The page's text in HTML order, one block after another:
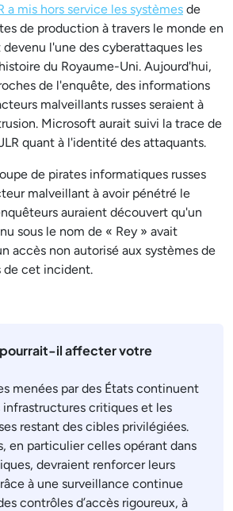
a mis hors service les systèmes de
de production à travers le monde en
l'une des cyberattaques les
du Royaume-Uni. Aujourd'hui,
de l'enquête, des informations
malveillants russes seraient à
Microsoft aurait suivi la trace de
quant à l'identité des attaquants.
de pirates informatiques russes
malveillant à avoir pénétré le
auraient découvert qu'un
sous le nom de « Rey » avait
accès non autorisé aux systèmes de
de cet incident.
il affecter votre
menées par des États continuent
infrastructures critiques et les
restant des cibles privilégiées.
en particulier celles opérant dans
devraient renforcer leurs
à une surveillance continue
contrôles d’accès rigoureux, à